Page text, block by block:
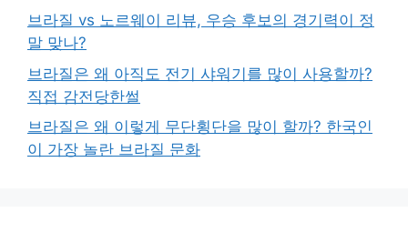
브라질 vs 노르웨이 리뷰, 우승 후보의 경기력이 정
말 맞나?
브라질은 왜 아직도 전기 샤워기를 많이 사용할까?
직접 감전당한썰
브라질은 왜 이렇게 무단횡단을 많이 할까? 한국인
이 가장 놀란 브라질 문화